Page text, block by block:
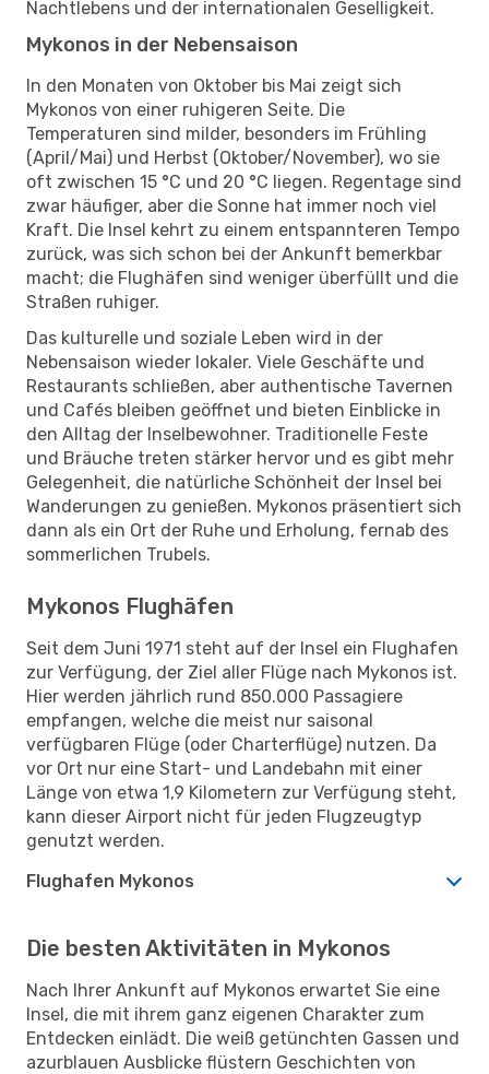
Nachtlebens und der internationalen Geselligkeit.
Mykonos in der Nebensaison
In den Monaten von Oktober bis Mai zeigt sich
Mykonos von einer ruhigeren Seite. Die
Temperaturen sind milder, besonders im Frühling
(April/Mai) und Herbst (Oktober/November), wo sie
oft zwischen 15 °C und 20 °C liegen. Regentage sind
zwar häufiger, aber die Sonne hat immer noch viel
Kraft. Die Insel kehrt zu einem entspannteren Tempo
zurück, was sich schon bei der Ankunft bemerkbar
macht; die Flughäfen sind weniger überfüllt und die
Straßen ruhiger.
Das kulturelle und soziale Leben wird in der
Nebensaison wieder lokaler. Viele Geschäfte und
Restaurants schließen, aber authentische Tavernen
und Cafés bleiben geöffnet und bieten Einblicke in
den Alltag der Inselbewohner. Traditionelle Feste
und Bräuche treten stärker hervor und es gibt mehr
Gelegenheit, die natürliche Schönheit der Insel bei
Wanderungen zu genießen. Mykonos präsentiert sich
dann als ein Ort der Ruhe und Erholung, fernab des
sommerlichen Trubels.
Mykonos Flughäfen
Seit dem Juni 1971 steht auf der Insel ein Flughafen
zur Verfügung, der Ziel aller Flüge nach Mykonos ist.
Hier werden jährlich rund 850.000 Passagiere
empfangen, welche die meist nur saisonal
verfügbaren Flüge (oder Charterflüge) nutzen. Da
vor Ort nur eine Start- und Landebahn mit einer
Länge von etwa 1,9 Kilometern zur Verfügung steht,
kann dieser Airport nicht für jeden Flugzeugtyp
genutzt werden.
Flughafen Mykonos
Die besten Aktivitäten in Mykonos
Nach Ihrer Ankunft auf Mykonos erwartet Sie eine
Insel, die mit ihrem ganz eigenen Charakter zum
Entdecken einlädt. Die weiß getünchten Gassen und
azurblauen Ausblicke flüstern Geschichten von